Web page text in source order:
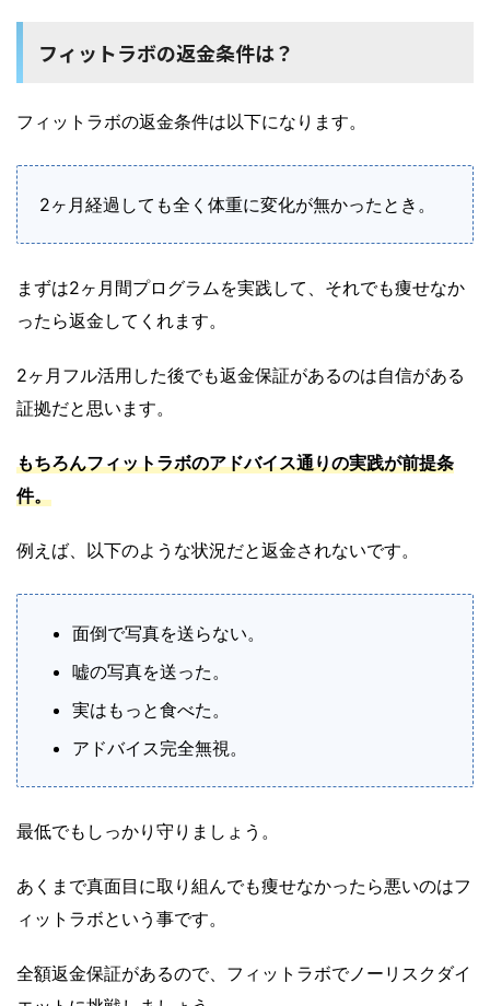
フィットラボの返金条件は？
フィットラボの返金条件は以下になります。
2ヶ月経過しても全く体重に変化が無かったとき。
まずは2ヶ月間プログラムを実践して、それでも痩せなか
ったら返金してくれます。
2ヶ月フル活用した後でも返金保証があるのは自信がある
証拠だと思います。
もちろんフィットラボのアドバイス通りの実践が前提条
件。
例えば、以下のような状況だと返金されないです。
面倒で写真を送らない。
嘘の写真を送った。
実はもっと食べた。
アドバイス完全無視。
最低でもしっかり守りましょう。
あくまで真面目に取り組んでも痩せなかったら悪いのはフ
ィットラボという事です。
全額返金保証があるので、フィットラボでノーリスクダイ